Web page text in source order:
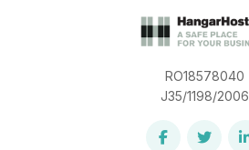
RO18578040
J35/1198/2006